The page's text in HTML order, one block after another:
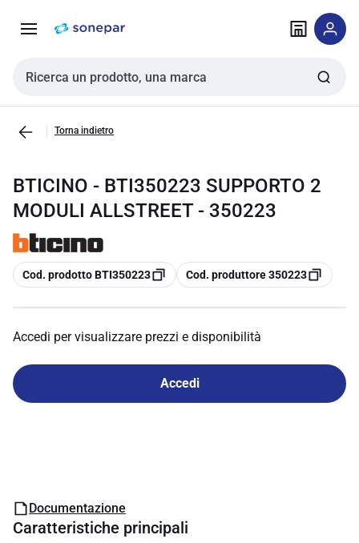
navigazione alla
Cerca input
Torna indietro
BTICINO - BTI350223 SUPPORTO 2
MODULI ALLSTREET - 350223
copia
Cod. prodotto BTI350223 copia
Cod. produttore 350223
Accedi per visualizzare prezzi e disponibilità
Accedi
Documentazione
Caratteristiche principali